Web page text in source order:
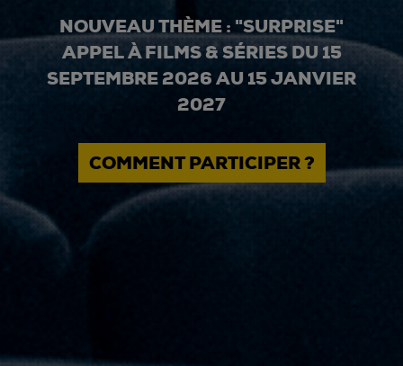
NOUVEAU THÈME : "SURPRISE"
APPEL À FILMS & SÉRIES DU 15
SEPTEMBRE 2026 AU 15 JANVIER
2027
COMMENT PARTICIPER ?